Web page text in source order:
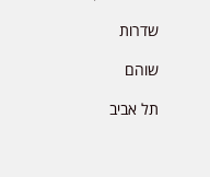
שדרות
שוהם
תל אביב